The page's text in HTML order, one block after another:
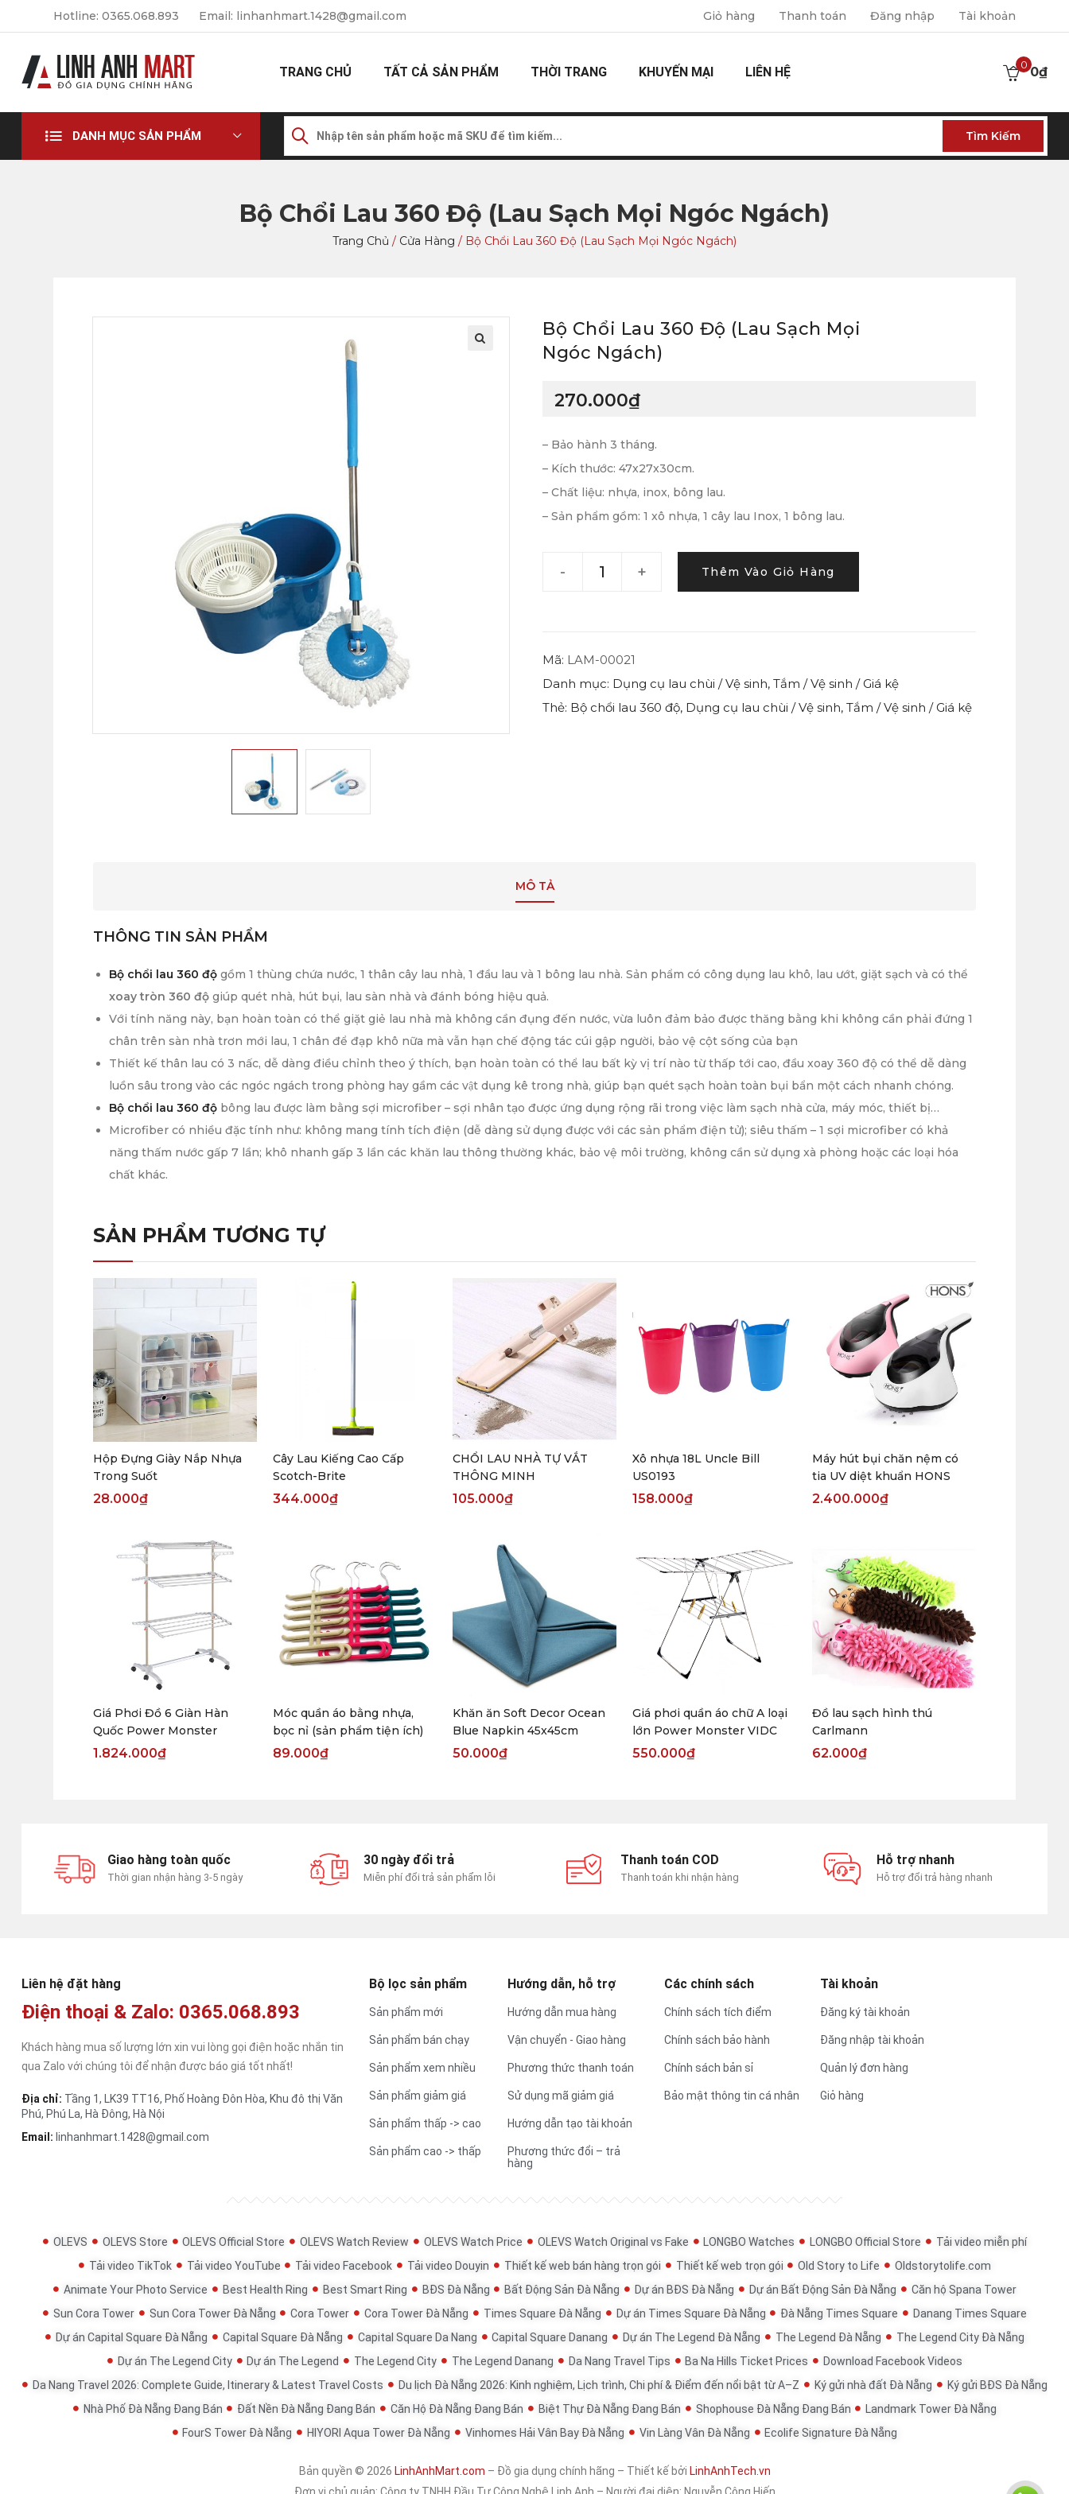
Giỏ hàng Thanh toán Đăng nhập Tài khoản
Hotline: 0365.068.893 Email: linhanhmart.1428@gmail.com
TRANG CHỦ TẤT CẢ SẢN PHẨM THỜI TRANG KHUYẾN MẠI LIÊN HỆ 0₫
0
DANH MỤC SẢN PHẨM Tìm Kiếm
Bộ Chổi Lau 360 Độ (Lau Sạch Mọi Ngóc Ngách)
Trang Chủ / Cửa Hàng / Bộ Chổi Lau 360 Độ (Lau Sạch Mọi Ngóc Ngách)
Bộ Chổi Lau 360 Độ (Lau Sạch Mọi
Ngóc Ngách)
270.000₫
– Bảo hành 3 tháng.
– Kích thước: 47x27x30cm.
– Chất liệu: nhựa, inox, bông lau.
– Sản phẩm gồm: 1 xô nhựa, 1 cây lau Inox, 1 bông lau.
- + Thêm Vào Giỏ Hàng
Mã: LAM-00021
Danh mục: Dụng cụ lau chùi / Vệ sinh, Tắm / Vệ sinh / Giá kệ
Thẻ: Bộ chổi lau 360 độ, Dụng cụ lau chùi / Vệ sinh, Tắm / Vệ sinh / Giá kệ
MÔ TẢ
THÔNG TIN SẢN PHẨM
Bộ chổi lau 360 độ gồm 1 thùng chứa nước, 1 thân cây lau nhà, 1 đầu lau và 1 bông lau nhà. Sản phẩm có công dụng lau khô, lau ướt, giặt sạch và có thể
xoay tròn 360 độ giúp quét nhà, hút bụi, lau sàn nhà và đánh bóng hiệu quả.
Với tính năng này, bạn hoàn toàn có thể giặt giẻ lau nhà mà không cần đụng đến nước, vừa luôn đảm bảo được thăng bằng khi không cần phải đứng 1
chân trên sàn nhà trơn mới lau, 1 chân để đạp khô nữa mà vẫn hạn chế động tác cúi gập người, bảo vệ cột sống của bạn
Thiết kế thân lau có 3 nấc, dễ dàng điều chỉnh theo ý thích, bạn hoàn toàn có thể lau bất kỳ vị trí nào từ thấp tới cao, đầu xoay 360 độ có thể dễ dàng
luồn sâu trong vào các ngóc ngách trong phòng hay gầm các vật dụng kê trong nhà, giúp bạn quét sạch hoàn toàn bụi bẩn một cách nhanh chóng.
Bộ chổi lau 360 độ bông lau được làm bằng sợi microfiber – sợi nhân tạo được ứng dụng rộng rãi trong việc làm sạch nhà cửa, máy móc, thiết bị…
Microfiber có nhiều đặc tính như: không mang tính tích điện (dễ dàng sử dụng được với các sản phẩm điện tử); siêu thấm – 1 sợi microfiber có khả
năng thấm nước gấp 7 lần; khô nhanh gấp 3 lần các khăn lau thông thường khác, bảo vệ môi trường, không cần sử dụng xà phòng hoặc các loại hóa
chất khác.
SẢN PHẨM TƯƠNG TỰ
Hộp Đựng Giày Nắp Nhựa
Trong Suốt
28.000₫
Cây Lau Kiếng Cao Cấp
Scotch-Brite
344.000₫
CHỔI LAU NHÀ TỰ VẮT
THÔNG MINH
105.000₫
Xô nhựa 18L Uncle Bill
US0193
158.000₫
Máy hút bụi chăn nệm có
tia UV diệt khuẩn HONS
2.400.000₫
Giá Phơi Đồ 6 Giàn Hàn
Quốc Power Monster
1.824.000₫
Móc quần áo bằng nhựa,
bọc nỉ (sản phẩm tiện ích)
89.000₫
Khăn ăn Soft Decor Ocean
Blue Napkin 45x45cm
50.000₫
Giá phơi quần áo chữ A loại
lớn Power Monster VIDC
550.000₫
Đồ lau sạch hình thú
Carlmann
62.000₫
Giao hàng toàn quốc
Thời gian nhận hàng 3-5 ngày
30 ngày đổi trả
Miễn phí đổi trả sản phẩm lỗi
Thanh toán COD
Thanh toán khi nhận hàng
Hỗ trợ nhanh
Hỗ trợ đổi trả hàng nhanh
Liên hệ đặt hàng
Điện thoại & Zalo: 0365.068.893
Khách hàng mua số lượng lớn xin vui lòng gọi điện hoặc nhắn tin
qua Zalo với chúng tôi để nhận được báo giá tốt nhất!
Địa chỉ: Tầng 1, LK39 TT16, Phố Hoàng Đôn Hòa, Khu đô thị Văn
Phú, Phú La, Hà Đông, Hà Nội
Email: linhanhmart.1428@gmail.com
Bộ lọc sản phẩm
Sản phẩm mới
Sản phẩm bán chạy
Sản phẩm xem nhiều
Sản phẩm giảm giá
Sản phẩm thấp -> cao
Sản phẩm cao -> thấp
Hướng dẫn, hỗ trợ
Hướng dẫn mua hàng
Vận chuyển - Giao hàng
Phương thức thanh toán
Sử dụng mã giảm giá
Hướng dẫn tạo tài khoản
Phương thức đổi – trả
hàng
Các chính sách
Chính sách tích điểm
Chính sách bảo hành
Chính sách bản sỉ
Bảo mật thông tin cá nhân
Tài khoản
Đăng ký tài khoản
Đăng nhập tài khoản
Quản lý đơn hàng
Giỏ hàng
OLEVS OLEVS Store OLEVS Official Store OLEVS Watch Review OLEVS Watch Price OLEVS Watch Original vs Fake LONGBO Watches LONGBO Official Store
Tải video miễn phí
Tải video TikTok
Tải video YouTube Tải video Facebook Tải video Douyin Thiết kế web bán hàng trọn gói Thiết kế web trọn gói Old Story to Life
Oldstorytolife.com
Animate Your Photo Service
Best Health Ring Best Smart Ring BĐS Đà Nẵng Bất Động Sản Đà Nẵng Dự án BĐS Đà Nẵng Dự án Bất Động Sản Đà Nẵng
Căn hộ Spana Tower
Sun Cora Tower
Sun Cora Tower Đà Nẵng Cora Tower Cora Tower Đà Nẵng Times Square Đà Nẵng Dự án Times Square Đà Nẵng Đà Nẵng Times Square
Danang Times Square
Dự án Capital Square Đà Nẵng
Capital Square Đà Nẵng Capital Square Da Nang Capital Square Danang Dự án The Legend Đà Nẵng The Legend Đà Nẵng
The Legend City Đà Nẵng
Dự án The Legend City
Dự án The Legend The Legend City The Legend Danang Da Nang Travel Tips Ba Na Hills Ticket Prices
Download Facebook Videos
Da Nang Travel 2026: Complete Guide, Itinerary & Latest Travel Costs
Du lịch Đà Nẵng 2026: Kinh nghiệm, Lịch trình, Chi phí & Điểm đến nổi bật từ A–Z Ký gửi nhà đất Đà Nẵng
Ký gửi BĐS Đà Nẵng
Nhà Phố Đà Nẵng Đang Bán
Đất Nền Đà Nẵng Đang Bán Căn Hộ Đà Nẵng Đang Bán Biệt Thự Đà Nẵng Đang Bán Shophouse Đà Nẵng Đang Bán
Landmark Tower Đà Nẵng
FourS Tower Đà Nẵng
HIYORI Aqua Tower Đà Nẵng Vinhomes Hải Vân Bay Đà Nẵng Vin Làng Vân Đà Nẵng Ecolife Signature Đà Nẵng
Bản quyền © 2026 LinhAnhMart.com – Đồ gia dụng chính hãng – Thiết kế bởi LinhAnhTech.vn